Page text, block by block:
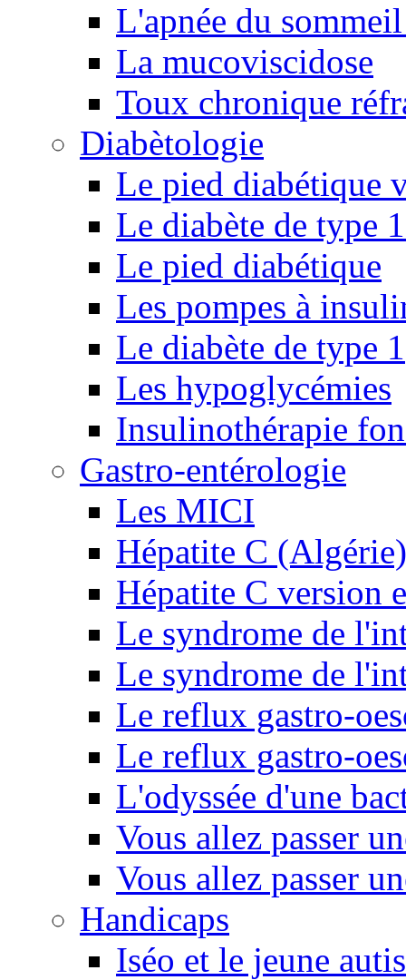
L'apnée du
La mucoviscidose
Toux chronique
Diabètologie
Le pied diabétique
Le diabète de type
Le pied diabétique
Les pompes à
Le diabète de type 1
Les hypoglycémies
Insulinothérapie
Gastro-entérologie
Les MICI
Hépatite C (Algérie)
Hépatite C version
Le syndrome de
Le syndrome de
Le reflux gastro-
Le reflux gastro-
L'odyssée d'une
Vous allez passer
Vous allez passer
Handicaps
Iséo et le jeune